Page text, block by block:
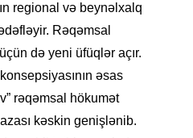
regional və beynəlxalq
Rəqəmsal
də yeni üfüqlər açır.
əsas
rəqəmsal hökumət
kəskin genişlənib.